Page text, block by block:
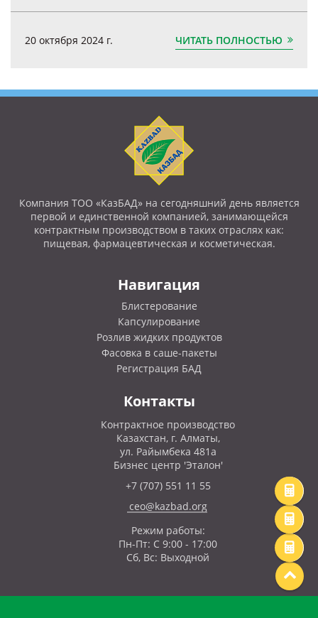
20 октября 2024 г. ЧИТАТЬ ПОЛНОСТЬЮ
Компания ТОО «КазБАД» на сегодняшний день является
первой и единственной компанией, занимающейся
контрактным производством в таких отраслях как:
пищевая, фармацевтическая и косметическая.
Навигация
Блистерование
Капсулирование
Розлив жидких продуктов
Фасовка в саше-пакеты
Регистрация БАД
Контакты
Контрактное производство
Казахстан, г. Алматы,
ул. Райымбека 481а
Бизнес центр 'Эталон'
+7 (707) 551 11 55
ceo@kazbad.org
Режим работы:
Пн-Пт: С 9:00 - 17:00
Сб, Вс: Выходной